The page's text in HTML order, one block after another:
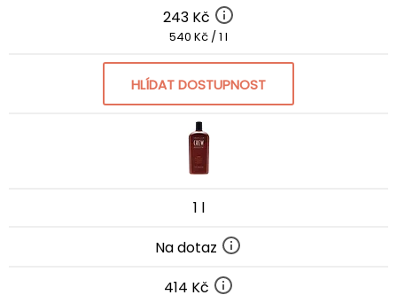
243 Kč
540 Kč / 1 l
HLÍDAT DOSTUPNOST
1 l
Na dotaz
414 Kč